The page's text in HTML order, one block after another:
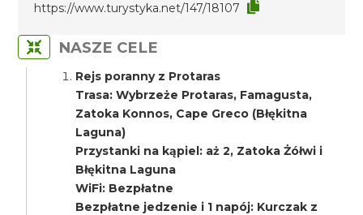
https://www.turystyka.net/147/18107
NASZE CELE
Rejs poranny z Protaras
Trasa: Wybrzeże Protaras, Famagusta,
Zatoka Konnos, Cape Greco (Błękitna
Laguna)
Przystanki na kąpiel: aż 2, Zatoka Żółwi i
Błękitna Laguna
WiFi: Bezpłatne
Bezpłatne jedzenie i 1 napój: Kurczak z